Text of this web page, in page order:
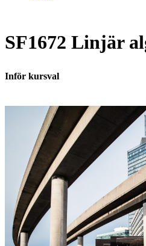
SF1672 Linjär
Inför kursval